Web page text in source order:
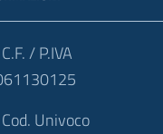
C.F. / P.IVA
Cod. Univoco